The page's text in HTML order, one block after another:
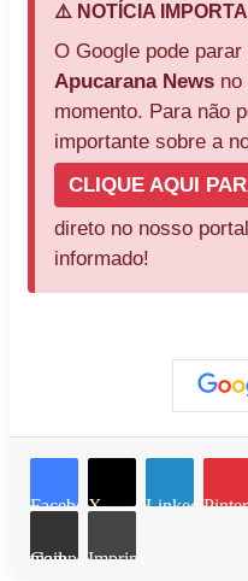
⚠️ NOTÍCIA
O Google pode
Apucarana News no
momento. Para não
importante sobre a
CLIQUE AQUI
direto no nosso
informado!
Facebook
X Linkedin
Compartilhar via e-mail Imprimir